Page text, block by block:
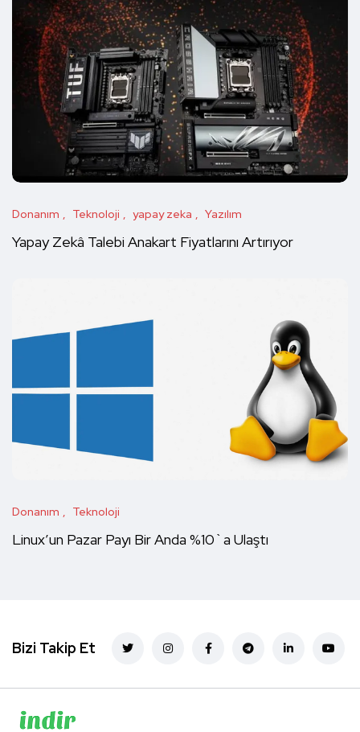
Donanım Teknoloji yapay zeka Yazılım
Yapay Zekâ Talebi Anakart Fiyatlarını Artırıyor
Donanım Teknoloji
Linux’un Pazar Payı Bir Anda %10`a Ulaştı
Bizi Takip Et